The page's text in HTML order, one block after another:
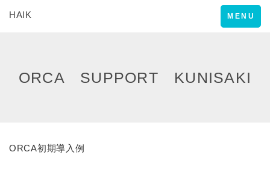
HAIK
Toggle
navigation
MENU
ORCA SUPPORT KUNISAKI
ORCA初期導入例